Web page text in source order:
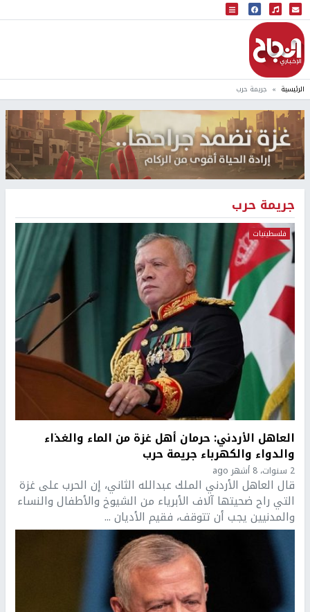
البث المباشر
إذاعة النجاح
الرئيسية جريمة حرب
جريمة حرب
فلسطينيات
العاهل الأردني: حرمان أهل غزة من الماء والغذاء
والدواء والكهرباء جريمة حرب
2 سنوات، 8 أشهر ago
قال العاهل الأردني الملك عبدالله الثاني، إن الحرب على غزة
التي راح ضحيتها آلاف الأبرياء من الشيوخ والأطفال والنساء
والمدنيين يجب أن تتوقف، فقيم الأديان ...